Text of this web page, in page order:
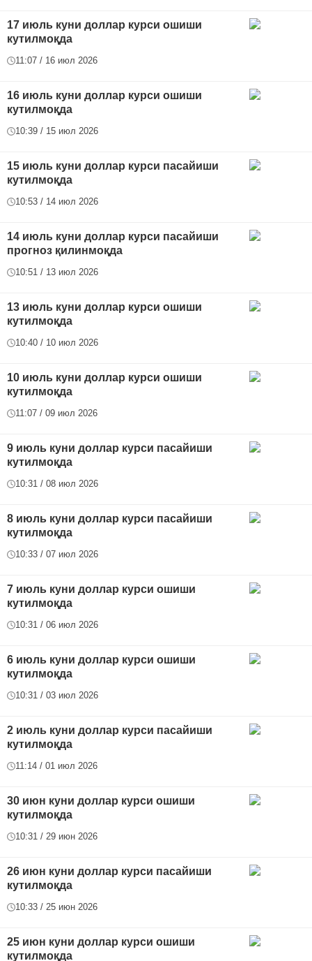
17 июль куни доллар курси ошиши
кутилмоқда
11:07 / 16 июл 2026
16 июль куни доллар курси ошиши
кутилмоқда
10:39 / 15 июл 2026
15 июль куни доллар курси пасайиши
кутилмоқда
10:53 / 14 июл 2026
14 июль куни доллар курси пасайиши
прогноз қилинмоқда
10:51 / 13 июл 2026
13 июль куни доллар курси ошиши
кутилмоқда
10:40 / 10 июл 2026
10 июль куни доллар курси ошиши
кутилмоқда
11:07 / 09 июл 2026
9 июль куни доллар курси пасайиши
кутилмоқда
10:31 / 08 июл 2026
8 июль куни доллар курси пасайиши
кутилмоқда
10:33 / 07 июл 2026
7 июль куни доллар курси ошиши
кутилмоқда
10:31 / 06 июл 2026
6 июль куни доллар курси ошиши
кутилмоқда
10:31 / 03 июл 2026
2 июль куни доллар курси пасайиши
кутилмоқда
11:14 / 01 июл 2026
30 июн куни доллар курси ошиши
кутилмоқда
10:31 / 29 июн 2026
26 июн куни доллар курси пасайиши
кутилмоқда
10:33 / 25 июн 2026
25 июн куни доллар курси ошиши
кутилмоқда